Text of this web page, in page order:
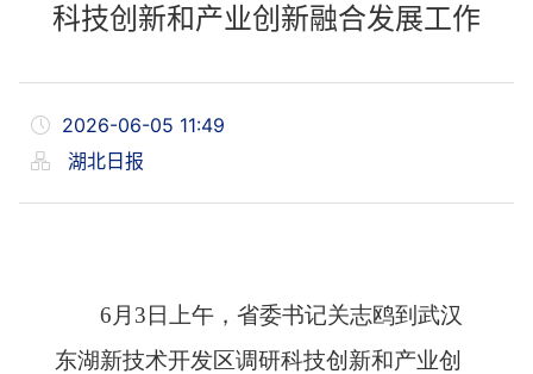
科技创新和产业创新融合发展工作
2026-06-05 11:49
湖北日报
6月3日上午，省委书记关志鸥到武汉
东湖新技术开发区调研科技创新和产业创